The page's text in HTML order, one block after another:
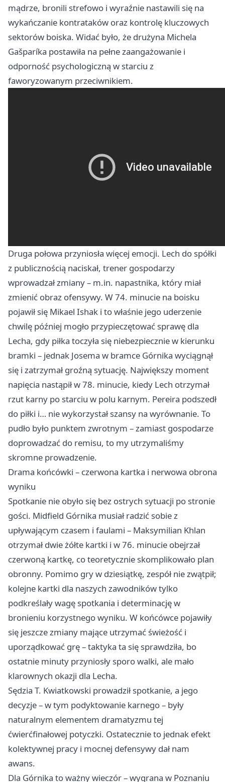
mądrze, bronili strefowo i wyraźnie nastawili się na
wykańczanie kontrataków oraz kontrolę kluczowych
sektorów boiska. Widać było, że drużyna Michela
Gašparíka postawiła na pełne zaangażowanie i
odporność psychologiczną w starciu z
faworyzowanym przeciwnikiem.
Druga połowa przyniosła więcej emocji. Lech do spółki
z publicznością naciskał, trener gospodarzy
wprowadzał zmiany – m.in. napastnika, który miał
zmienić obraz ofensywy. W 74. minucie na boisku
pojawił się Mikael Ishak i to właśnie jego uderzenie
chwilę później mogło przypieczętować sprawę dla
Lecha, gdy piłka toczyła się niebezpiecznie w kierunku
bramki – jednak Josema w bramce Górnika wyciągnął
się i zatrzymał groźną sytuację. Największy moment
napięcia nastąpił w 78. minucie, kiedy Lech otrzymał
rzut karny po starciu w polu karnym. Pereira podszedł
do piłki i… nie wykorzystał szansy na wyrównanie. To
pudło było punktem zwrotnym – zamiast gospodarze
doprowadzać do remisu, to my utrzymaliśmy
skromne prowadzenie.
Drama końcówki – czerwona kartka i nerwowa obrona
wyniku
Spotkanie nie obyło się bez ostrych sytuacji po stronie
gości. Midfield Górnika musiał radzić sobie z
upływającym czasem i faulami – Maksymilian Khlan
otrzymał dwie żółte kartki i w 76. minucie obejrzał
czerwoną kartkę, co teoretycznie skomplikowało plan
obronny. Pomimo gry w dziesiątkę, zespół nie zwątpił;
kolejne kartki dla naszych zawodników tylko
podkreślały wagę spotkania i determinację w
bronieniu korzystnego wyniku. W końcówce pojawiły
się jeszcze zmiany mające utrzymać świeżość i
uporządkować grę – taktyka ta się sprawdziła, bo
ostatnie minuty przyniosły sporo walki, ale mało
klarownych okazji dla Lecha.
Sędzia T. Kwiatkowski prowadził spotkanie, a jego
decyzje – w tym podyktowanie karnego – były
naturalnym elementem dramatyzmu tej
ćwierćfinałowej potyczki. Ostatecznie to jednak efekt
kolektywnej pracy i mocnej defensywy dał nam
awans.
Dla Górnika to ważny wieczór – wygrana w Poznaniu